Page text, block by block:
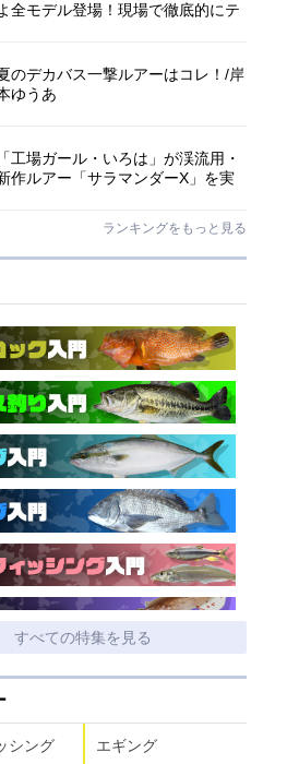
全モデル登場！現場で徹底的にテ
のデカバス一撃ルアーはコレ！/岸
ゆうあ
「工場ガール・いろは」が渓流用・
作ルアー「サラマンダーX」を実
ランキングをもっと見る
すべての特集を見る
シング エギング